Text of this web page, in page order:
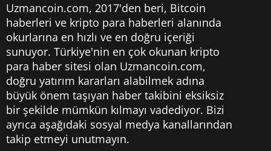
Uzmancoin.com, 2017'den beri, Bitcoin
haberleri ve kripto para haberleri alanında
okurlarına en hızlı ve en doğru içeriği
sunuyor. Türkiye'nin en çok okunan kripto
para haber sitesi olan Uzmancoin.com,
doğru yatırım kararları alabilmek adına
büyük önem taşıyan haber takibini eksiksiz
bir şekilde mümkün kılmayı vadediyor. Bizi
ayrıca aşağıdaki sosyal medya kanallarından
takip etmeyi unutmayın.